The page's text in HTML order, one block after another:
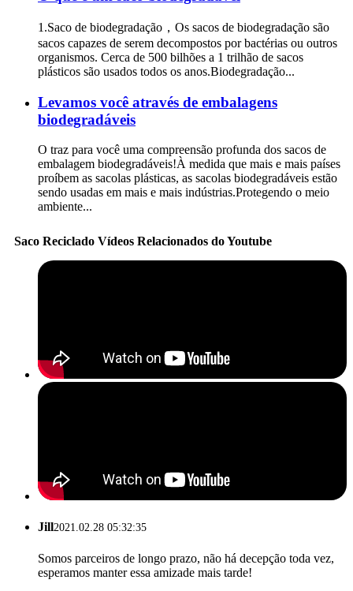
1.Saco de biodegradação，Os sacos de biodegradação são
sacos capazes de serem decompostos por bactérias ou outros
organismos. Cerca de 500 bilhões a 1 trilhão de sacos
plásticos são usados ​​todos os anos.Biodegradação...
Levamos você através de embalagens
biodegradáveis
O traz para você uma compreensão profunda dos sacos de
embalagem biodegradáveis!À medida que mais e mais países
proíbem as sacolas plásticas, as sacolas biodegradáveis ​​estão
sendo usadas em mais e mais indústrias.Protegendo o meio
ambiente...
Saco Reciclado Vídeos Relacionados do Youtube
Jill2021.02.28 05:32:35
Somos parceiros de longo prazo, não há decepção toda vez,
esperamos manter essa amizade mais tarde!